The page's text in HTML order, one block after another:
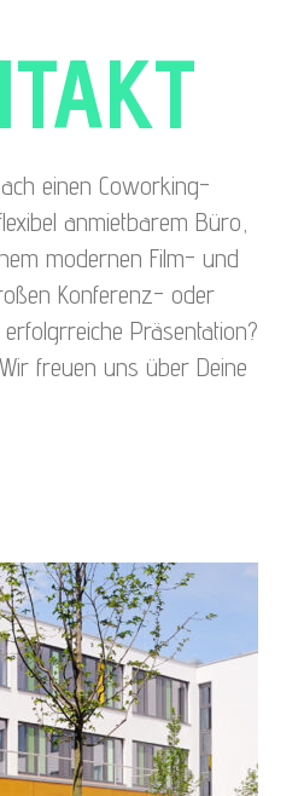
einen Coworking-
anmietbarem Büro,
modernen Film- und
Konferenz- oder
Präsentation?
freuen uns über Deine